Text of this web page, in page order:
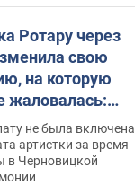
Ротару через
свою
на которую
жаловалась:
получала
не была включена
артистки за время
в Черновицкой